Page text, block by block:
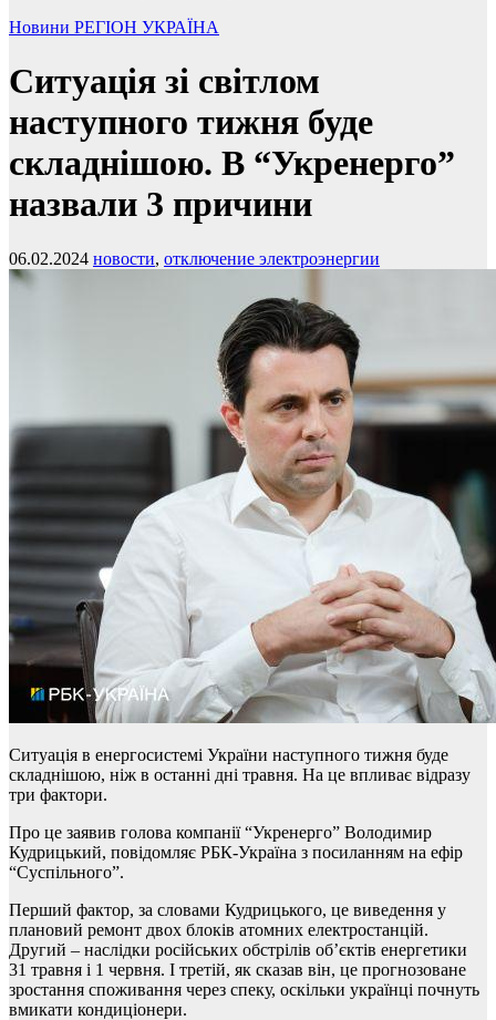
Новини РЕГІОН УКРАЇНА
Ситуація зі світлом
наступного тижня буде
складнішою. В “Укренерго”
назвали 3 причини
06.02.2024 новости, отключение электроэнергии
Ситуація в енергосистемі України наступного тижня буде
складнішою, ніж в останні дні травня. На це впливає відразу
три фактори.
Про це заявив голова компанії “Укренерго” Володимир
Кудрицький, повідомляє РБК-Україна з посиланням на ефір
“Суспільного”.
Перший фактор, за словами Кудрицького, це виведення у
плановий ремонт двох блоків атомних електростанцій.
Другий – наслідки російських обстрілів об’єктів енергетики
31 травня і 1 червня. І третій, як сказав він, це прогнозоване
зростання споживання через спеку, оскільки українці почнуть
вмикати кондиціонери.